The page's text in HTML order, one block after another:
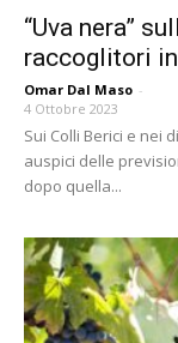
“Uva nera”
raccoglitori
Omar Dal Maso -
4 Ottobre 2023
Sui Colli Berici e nei
auspici delle
dopo quella...